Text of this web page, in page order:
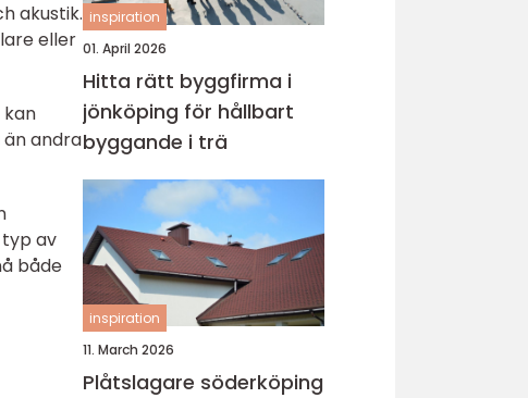
akustik.
eller
andra
av
både
inspiration
01. April 2026
Hitta rätt byggfirma i
jönköping för hållbart
byggande i trä
inspiration
11. March 2026
Plåtslagare söderköping